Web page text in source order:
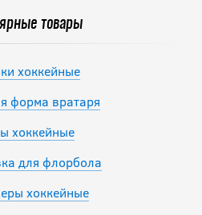
товары
хоккейные
форма вратаря
хоккейные
для флорбола
хоккейные